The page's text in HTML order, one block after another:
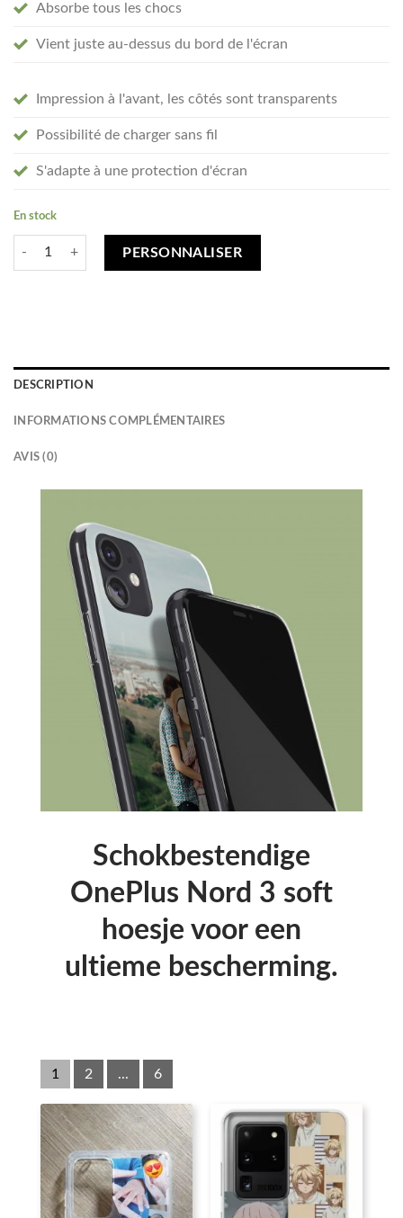
Absorbe tous les chocs
Vient juste au-dessus du bord de l'écran
Impression à l'avant, les côtés sont transparents
Possibilité de charger sans fil
S'adapte à une protection d'écran
En stock
quantité de Créez votre OnePlus Nord 3 coque personnalisée -
PERSONNALISER
DESCRIPTION
INFORMATIONS COMPLÉMENTAIRES
AVIS (0)
Schokbestendige
OnePlus Nord 3 soft
hoesje voor een
ultieme bescherming.
1 2 ... 6